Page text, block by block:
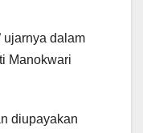
ujarnya dalam
Manokwari
diupayakan